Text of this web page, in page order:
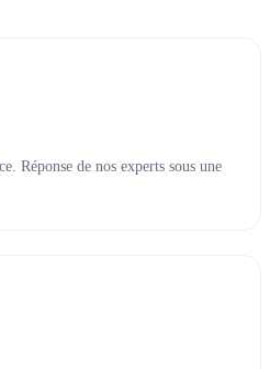
Réponse de nos experts sous une